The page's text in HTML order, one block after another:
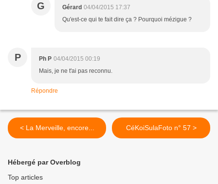
G Gérard 04/04/2015 17:37
Qu'est-ce qui te fait dire ça ? Pourquoi mézigue ?
P Ph P 04/04/2015 00:19
Mais, je ne t'ai pas reconnu.
Répondre
< La Merveille, encore... CéKoiSulaFoto n° 57 >
Hébergé par Overblog
Top articles